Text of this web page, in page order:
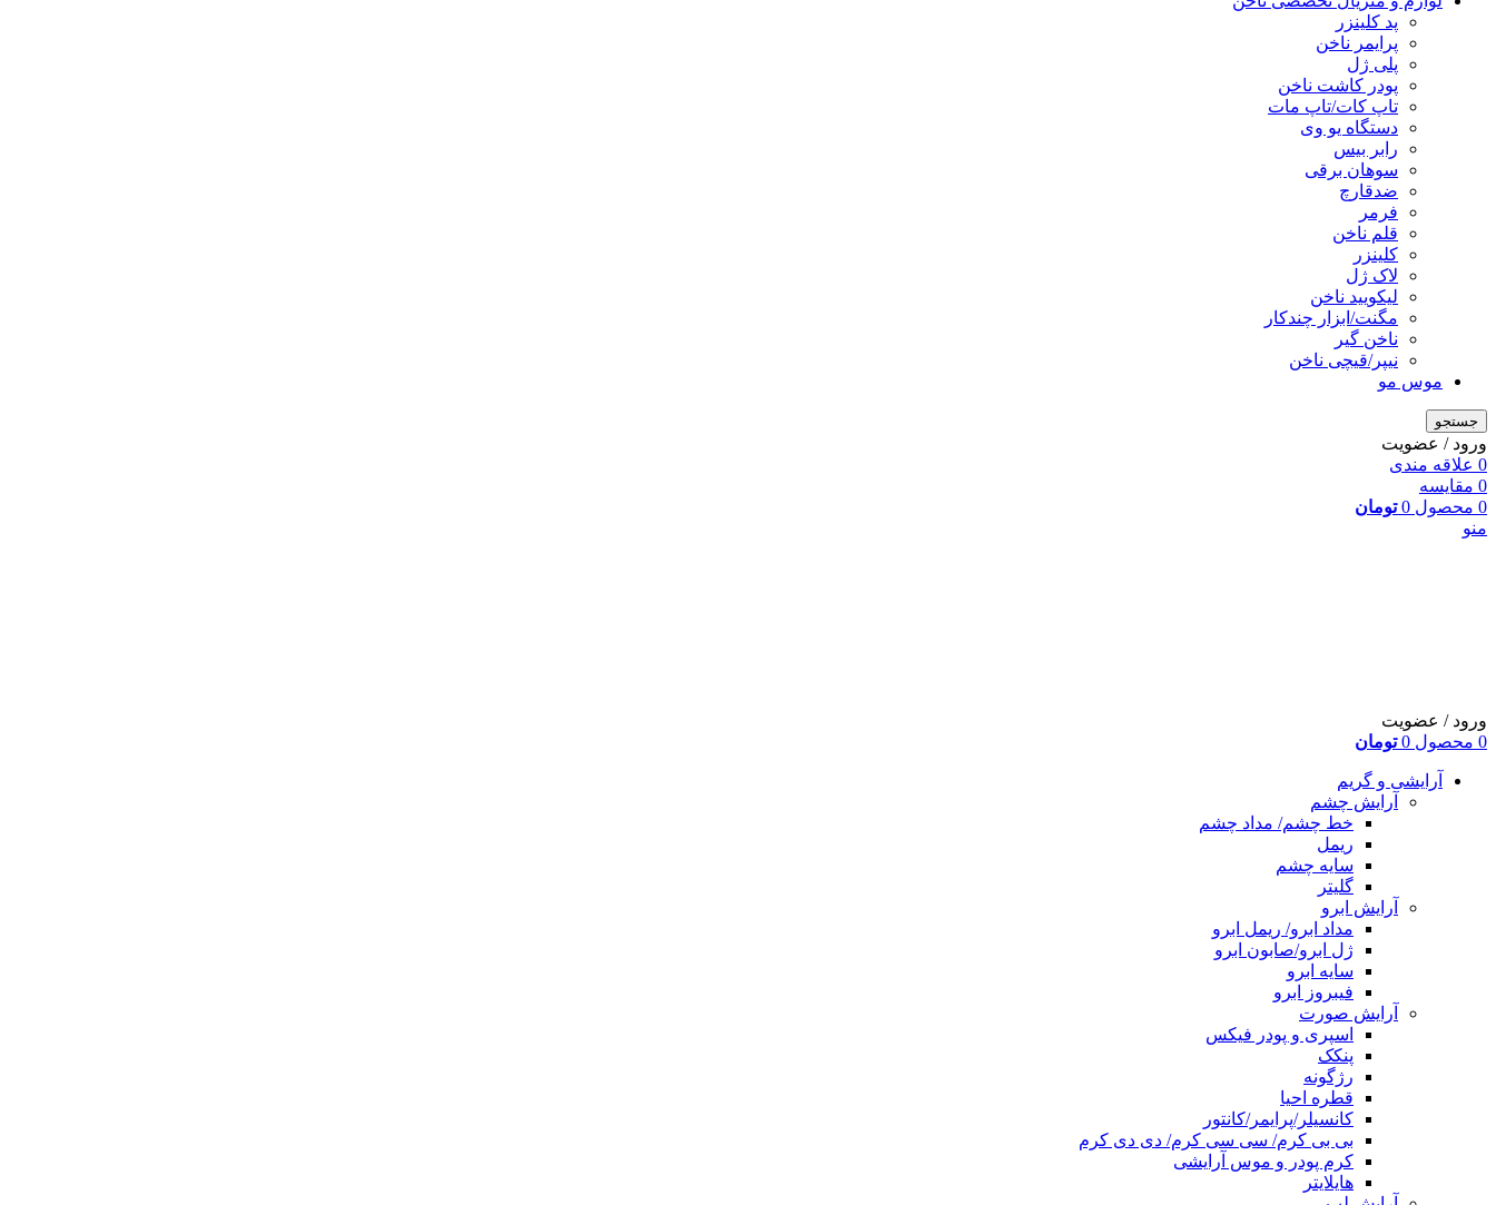
پد کلینزر
پرایمر ناخن
پلی ژل
پودر کاشت ناخن
تاپ کات/تاپ مات
دستگاه یو وی
رابر بیس
سوهان برقی
ضدقارچ
فرمر
قلم ناخن
کلینزر
لاک ژل
لیکوييد ناخن
مگنت/ابزار چندکار
ناخن گیر
نیپر/قیچی ناخن
موس مو
جستجو
ورود / عضویت
0 علاقه مندی
0 مقایسه
0 محصول 0 تومان
منو
ورود / عضویت
0 محصول 0 تومان
آرایشی و گریم
آرایش چشم
خط چشم/ مداد چشم
ریمل
سایه چشم
گلیتر
آرایش ابرو
مداد ابرو/ ریمل ابرو
ژل ابرو/صابون ابرو
سایه ابرو
فیبروز ابرو
آرایش صورت
اسپری و پودر فیکس
پنکک
رژگونه
قطره احیا
کانسیلر/پرایمر/کانتور
بی بی کرم/ سی سی کرم/ دی دی کرم
کرم پودر و موس آرایشی
هایلایتر